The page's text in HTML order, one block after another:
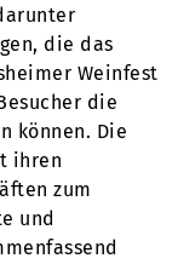
die das
Weinfest
die
können. Die
ihren
zum
und